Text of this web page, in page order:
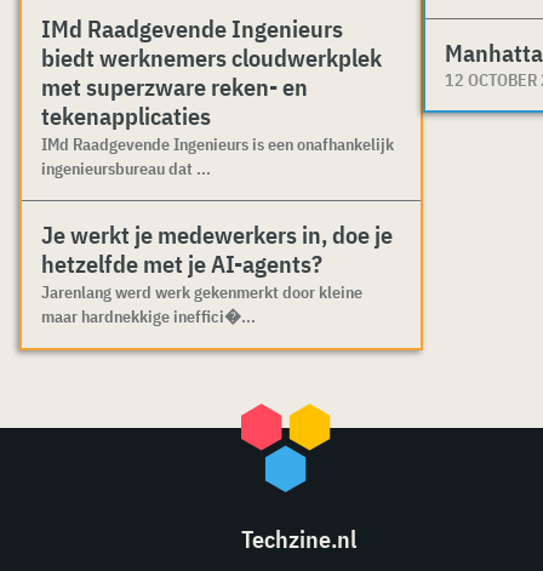
IMd Raadgevende Ingenieurs
biedt werknemers cloudwerkplek
met superzware reken- en
tekenapplicaties
IMd Raadgevende Ingenieurs is een onafhankelijk
ingenieursbureau dat ...
Je werkt je medewerkers in, doe je
hetzelfde met je AI-agents?
Jarenlang werd werk gekenmerkt door kleine
maar hardnekkige ineffici�...
12
Techzine.nl